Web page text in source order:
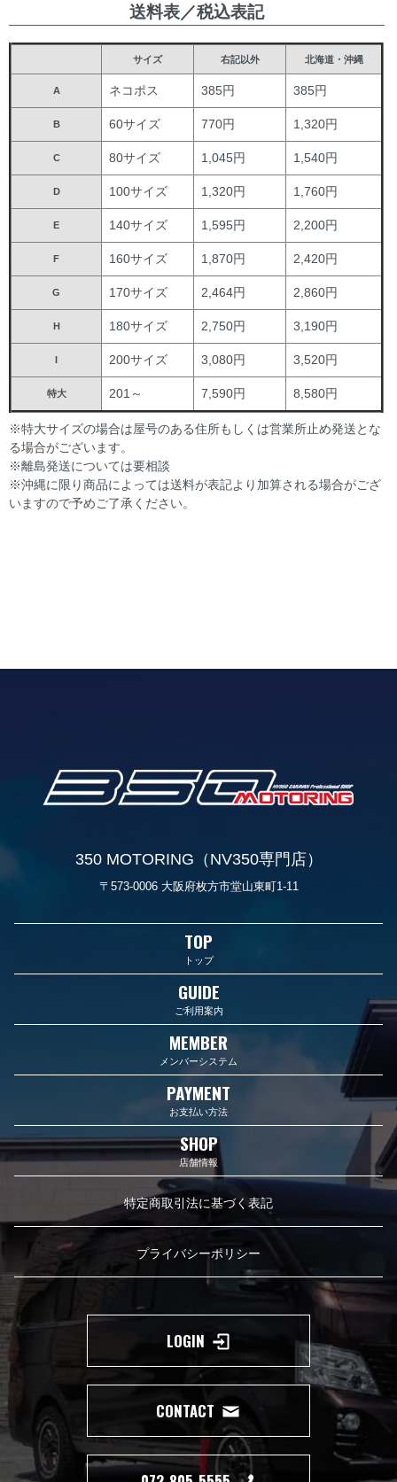
送料表／税込表記
サイズ 右記以外 北海道・沖縄
A ネコポス 385円 385円
B 60サイズ 770円 1,320円
C 80サイズ 1,045円 1,540円
D 100サイズ 1,320円 1,760円
E 140サイズ 1,595円 2,200円
F 160サイズ 1,870円 2,420円
G 170サイズ 2,464円 2,860円
H 180サイズ 2,750円 3,190円
I 200サイズ 3,080円 3,520円
特大 201～ 7,590円 8,580円
※特大サイズの場合は屋号のある住所もしくは営業所止め発送とな
る場合がございます。
※離島発送については要相談
※沖縄に限り商品によっては送料が表記より加算される場合がござ
いますので予めご了承ください。
350 MOTORING（NV350専門店）
〒573-0006 大阪府枚方市堂山東町1-11
TOP
トップ
GUIDE
ご利用案内
MEMBER
メンバーシステム
PAYMENT
お支払い方法
SHOP
店舗情報
特定商取引法に基づく表記
プライバシーポリシー
LOGIN
CONTACT